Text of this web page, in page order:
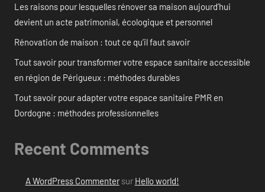
Les raisons pour lesquelles rénover sa maison aujourd’hui
devient un acte patrimonial, écologique et personnel
Rénovation de maison : tout ce qu’il faut savoir
Tout savoir pour transformer votre espace sanitaire accessible
en région de Périgueux : méthodes durables
Tout savoir pour adapter votre espace sanitaire PMR en
Dordogne : méthodes professionnelles
Recent Comments
A WordPress Commentersur Hello world!